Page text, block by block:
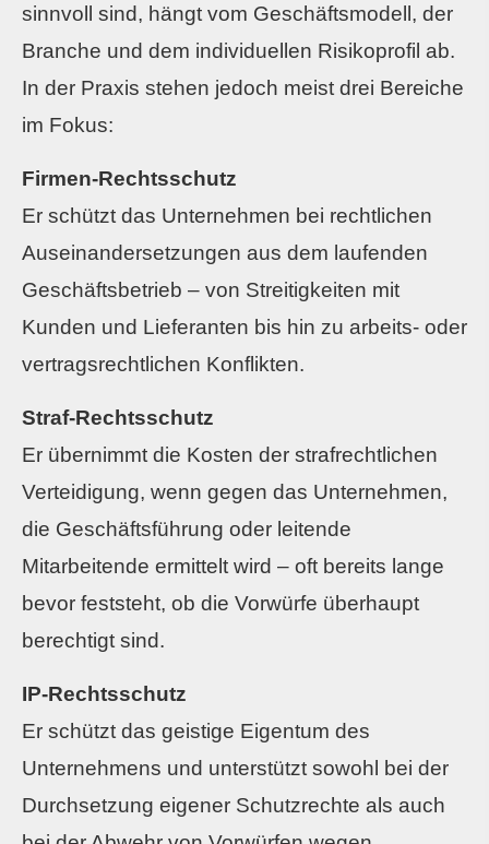
sinnvoll sind, hängt vom Geschäftsmodell, der
Branche und dem individuellen Risikoprofil ab.
In der Praxis stehen jedoch meist drei Bereiche
im Fokus:
Firmen-Rechtsschutz
Er schützt das Unternehmen bei rechtlichen
Auseinandersetzungen aus dem laufenden
Geschäftsbetrieb – von Streitigkeiten mit
Kunden und Lieferanten bis hin zu arbeits- oder
vertragsrechtlichen Konflikten.
Straf-Rechtsschutz
Er übernimmt die Kosten der strafrechtlichen
Verteidigung, wenn gegen das Unternehmen,
die Geschäftsführung oder leitende
Mitarbeitende ermittelt wird – oft bereits lange
bevor feststeht, ob die Vorwürfe überhaupt
berechtigt sind.
IP-Rechtsschutz
Er schützt das geistige Eigentum des
Unternehmens und unterstützt sowohl bei der
Durchsetzung eigener Schutzrechte als auch